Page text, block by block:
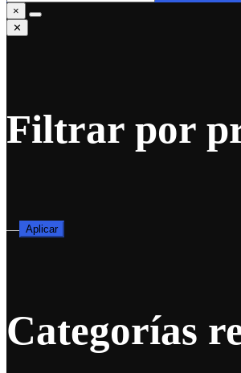
×
✕
Filtrar por
— Aplicar
Categorías